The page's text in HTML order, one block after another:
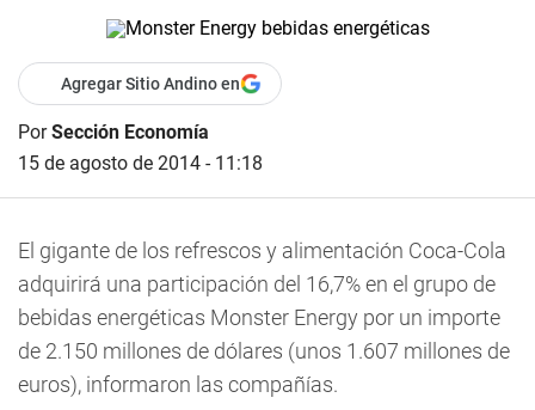
Agregar Sitio Andino en
PorSección Economía
15 de agosto de 2014 - 11:18
El gigante de los refrescos y alimentación Coca-Cola
adquirirá una participación del 16,7% en el grupo de
bebidas energéticas Monster Energy por un importe
de 2.150 millones de dólares (unos 1.607 millones de
euros), informaron las compañías.